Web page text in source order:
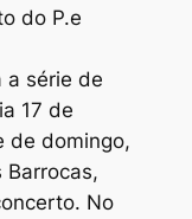
do P.e
a série de
17 de
de domingo,
Barrocas,
No